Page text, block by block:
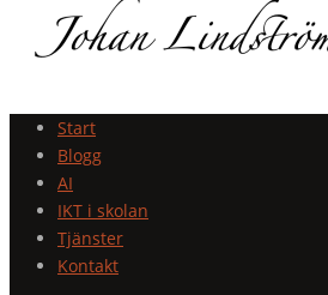
Start
Blogg
AI
IKT i skolan
Tjänster
Kontakt